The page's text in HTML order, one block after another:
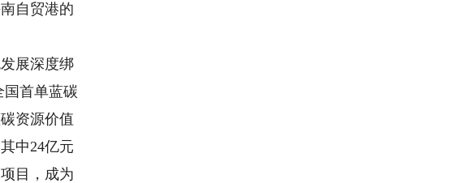
自贸港的
展深度绑
国首单蓝碳
资源价值
中24亿元
目，成为